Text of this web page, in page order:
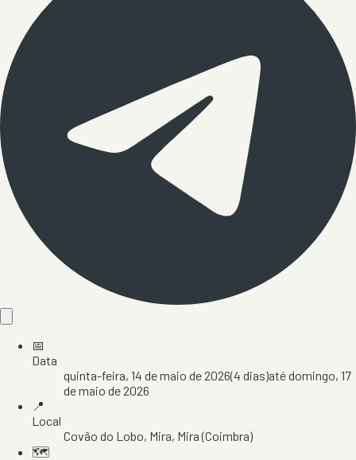
📅
Data
quinta-feira, 14 de maio de 2026(4 dias)atédomingo, 17
de maio de 2026
📍
Local
Covão do Lobo, Mira, Mira(Coimbra)
🗺️